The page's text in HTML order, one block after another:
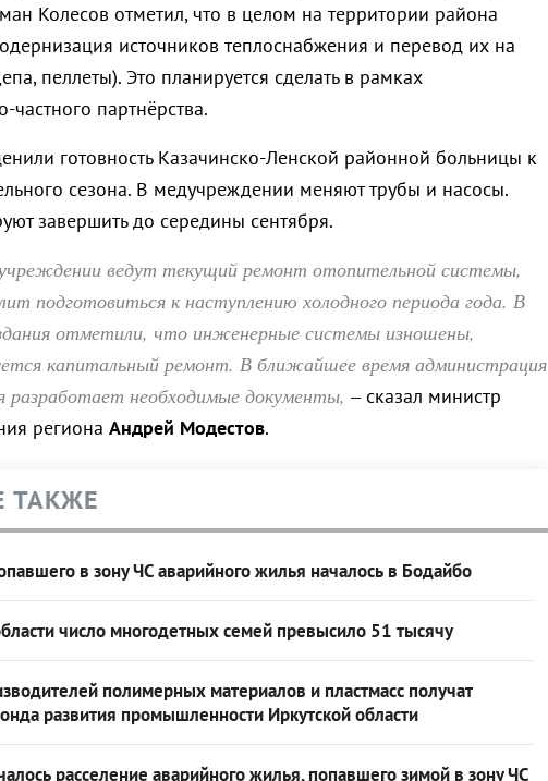
Колесов отметил, что в целом на территории района
источников теплоснабжения и перевод их на
пеллеты). Это планируется сделать в рамках
частного партнёрства.
готовность Казачинско-Ленской районной больницы к
сезона. В медучреждении меняют трубы и насосы.
завершить до середины сентября.
ведут текущий ремонт отопительной системы,
подготовиться к наступлению холодного периода года. В
отметили, что инженерные системы изношены,
капитальный ремонт. В ближайшее время администрация
разработает необходимые документы, – сказал министр
региона Андрей Модестов.
ТАКЖЕ
в зону ЧС аварийного жилья началось в Бодайбо
число многодетных семей превысило 51 тысячу
полимерных материалов и пластмасс получат
развития промышленности Иркутской области
расселение аварийного жилья, попавшего зимой в зону ЧС